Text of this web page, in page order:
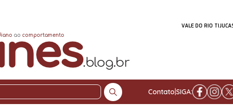
VALE DO RIO
Pesquisar
Contato SIGA: